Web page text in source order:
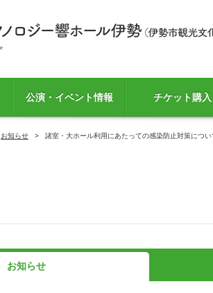
公演・イベント情報 チケット購入
お知らせ 諸室・大ホール利用にあたっての感染防止対策につい
お知らせ